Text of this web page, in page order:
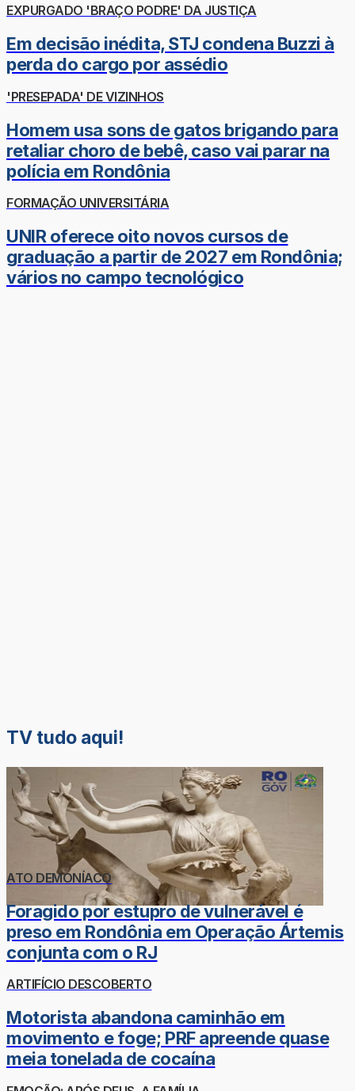
EXPURGADO 'BRAÇO PODRE' DA JUSTIÇA
Em decisão inédita, STJ condena Buzzi à
perda do cargo por assédio
'PRESEPADA' DE VIZINHOS
Homem usa sons de gatos brigando para
retaliar choro de bebê, caso vai parar na
polícia em Rondônia
FORMAÇÃO UNIVERSITÁRIA
UNIR oferece oito novos cursos de
graduação a partir de 2027 em Rondônia;
vários no campo tecnológico
TV tudo aqui!
ATO DEMONÍACO
Foragido por estupro de vulnerável é
preso em Rondônia em Operação Ártemis
conjunta com o RJ
ARTIFÍCIO DESCOBERTO
Motorista abandona caminhão em
movimento e foge; PRF apreende quase
meia tonelada de cocaína